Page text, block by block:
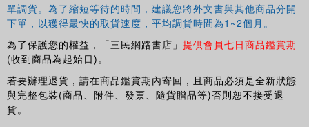
單調貨。為了縮短等待的時間，建議您將外文書與其他商品分開
下單，以獲得最快的取貨速度，平均調貨時間為1~2個月。
為了保護您的權益，「三民網路書店」 提供會員七日商品鑑賞期
(收到商品為起始日)。
若要辦理退貨，請在商品鑑賞期內寄回，且商品必須是全新狀態
與完整包裝(商品、附件、發票、隨貨贈品等)否則恕不接受退
貨。